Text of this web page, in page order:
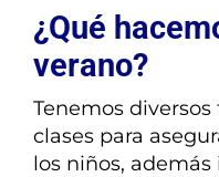
¿Qué
verano?
Tenemos
clases para
los niños,